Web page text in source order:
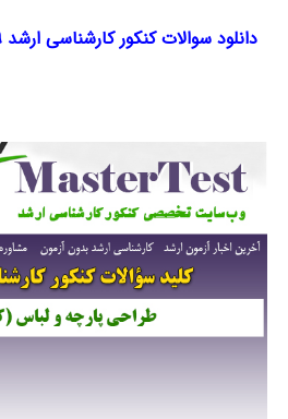
دانلود سوالات کنکور کارشناسی ارشد ۹۹ طراحی پارچه و لباس